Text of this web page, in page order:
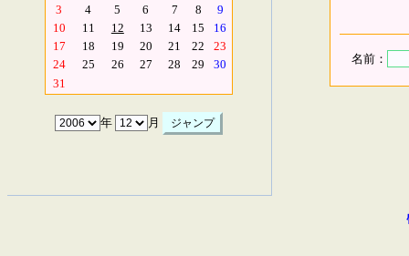
3
4 5 6 7 8
9
10
11 12 13 14 15
16
17
18 19 20 21 22
23
24
25 26 27 28 29
30
31
年 月
名前：